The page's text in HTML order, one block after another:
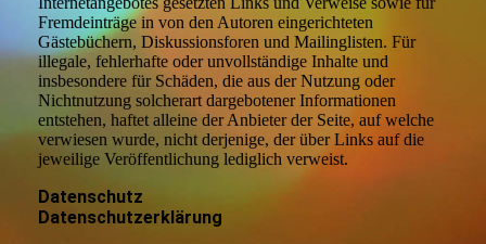
Fremdeinträge in von den Autoren eingerichteten
Gästebüchern, Diskussionsforen und Mailinglisten. Für
illegale, fehlerhafte oder unvollständige Inhalte und
insbesondere für Schäden, die aus der Nutzung oder
Nichtnutzung solcherart dargebotener Informationen
entstehen, haftet alleine der Anbieter der Seite, auf welche
verwiesen wurde, nicht derjenige, der über Links auf die
jeweilige Veröffentlichung lediglich verweist.
Datenschutz
Datenschutzerklärung